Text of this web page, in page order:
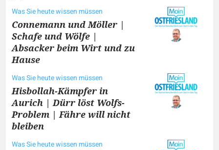
Was Sie heute wissen müssen
Connemann und Möller |
Schafe und Wölfe |
Absacker beim Wirt und zu
Hause
Was Sie heute wissen müssen
Hisbollah-Kämpfer in
Aurich | Dürr löst Wolfs-
Problem | Fähre will nicht
bleiben
Was Sie heute wissen müssen